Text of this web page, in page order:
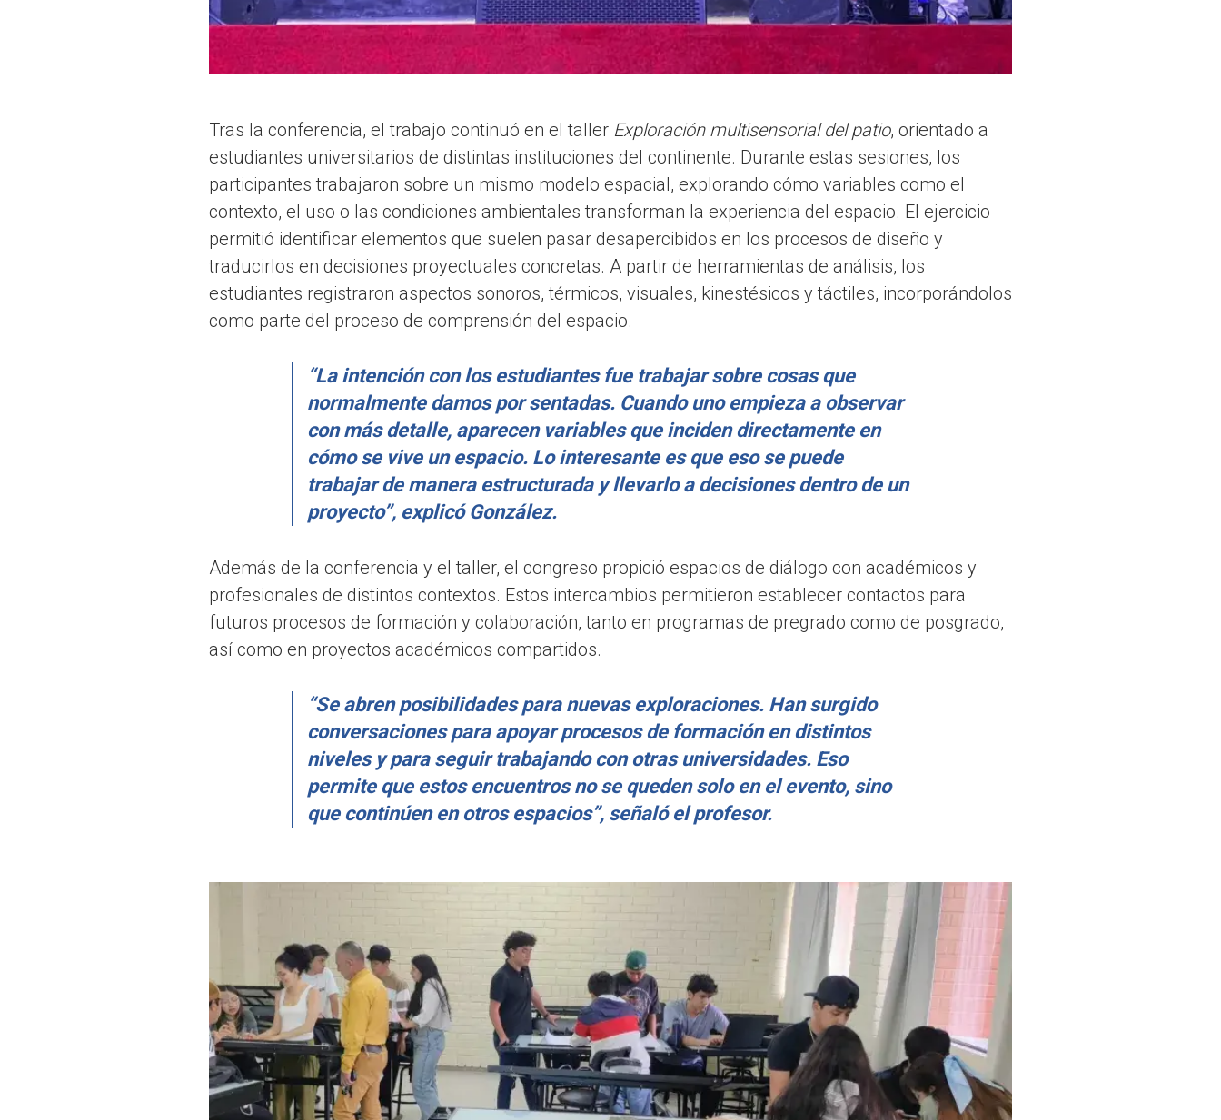
Tras la conferencia, el trabajo continuó en el taller Exploración multisensorial del patio, orientado a
estudiantes universitarios de distintas instituciones del continente. Durante estas sesiones, los
participantes trabajaron sobre un mismo modelo espacial, explorando cómo variables como el
contexto, el uso o las condiciones ambientales transforman la experiencia del espacio. El ejercicio
permitió identificar elementos que suelen pasar desapercibidos en los procesos de diseño y
traducirlos en decisiones proyectuales concretas. A partir de herramientas de análisis, los
estudiantes registraron aspectos sonoros, térmicos, visuales, kinestésicos y táctiles, incorporándolos
como parte del proceso de comprensión del espacio.
“La intención con los estudiantes fue trabajar sobre cosas que
normalmente damos por sentadas. Cuando uno empieza a observar
con más detalle, aparecen variables que inciden directamente en
cómo se vive un espacio. Lo interesante es que eso se puede
trabajar de manera estructurada y llevarlo a decisiones dentro de un
proyecto”, explicó González.
Además de la conferencia y el taller, el congreso propició espacios de diálogo con académicos y
profesionales de distintos contextos. Estos intercambios permitieron establecer contactos para
futuros procesos de formación y colaboración, tanto en programas de pregrado como de posgrado,
así como en proyectos académicos compartidos.
“Se abren posibilidades para nuevas exploraciones. Han surgido
conversaciones para apoyar procesos de formación en distintos
niveles y para seguir trabajando con otras universidades. Eso
permite que estos encuentros no se queden solo en el evento, sino
que continúen en otros espacios”, señaló el profesor.